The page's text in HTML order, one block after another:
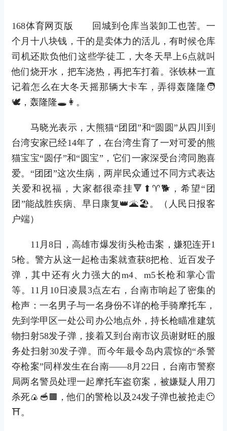
168体育网页版 回城到仓库当装卸工也苦。一
个月十八块钱，干的是卖体力的活儿，有时候仓库
司机还欺负他们这些学徒工，大冬天早上6点就叫
他们烧开水，把车浇热，再把车打着。张铁林一直
记着怎么在大冬天摇那辆大卡车，弄得轰隆隆🧑
🕊，轰隆隆🕳👩。
马晓光表示，大熊猫“团团”和“圆圆”从四川到
台湾安家已经14年了，在台湾生育了一对可爱的熊
猫宝宝“圆仔”和“圆宝”，它们一家深受台湾同胞喜
爱。“团团”这次生病，两岸民众通过不同方式表达
关爱和祝福，大家都很牵挂🔻⬆♈🐕，希望“团
团”能战胜疾病、早日康复👑🌋🏖。（人民日报客
户端）
11月8日，高雄市爆发街头枪击案，嫌犯连开1
5枪。警方从这一起枪击案就查获8把枪、近百发子
弹，其中还有火力强大的m4、m5长枪和掌心雷
等。11月10日凌晨3点左右，台南市响起了密集的
枪声：一名男子与一名身份不详的枪手骑摩托车，
先到学甲区一处公司办公地点外，持长枪瞄准建筑
物扫射58发子弹，接着又到台南市议员谢财旺的服
务处扫射30发子弹。而今年最令岛内震惊的“杀警
夺枪案”同样发生在台南——8月22日，台南市警察
局两名警员处理一起摩托车盗窃案，被嫌疑人用刀
杀死🍙🥣🟫，他们的警枪以及24发子弹也被抢走😶
⛩。